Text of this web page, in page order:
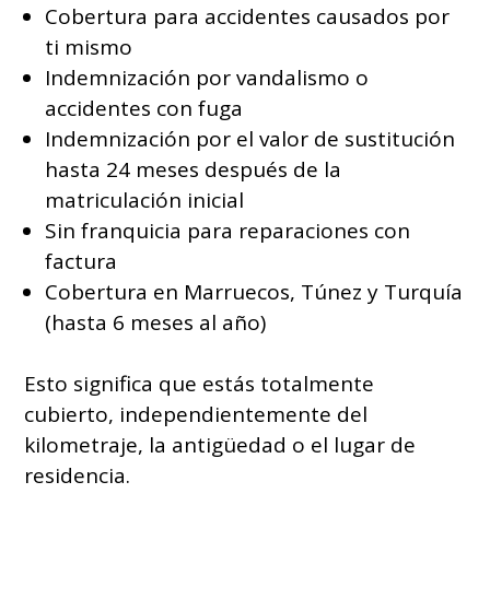
Cobertura para accidentes causados por
ti mismo
Indemnización por vandalismo o
accidentes con fuga
Indemnización por el valor de sustitución
hasta 24 meses después de la
matriculación inicial
Sin franquicia para reparaciones con
factura
Cobertura en Marruecos, Túnez y Turquía
(hasta 6 meses al año)
Esto significa que estás totalmente
cubierto, independientemente del
kilometraje, la antigüedad o el lugar de
residencia.